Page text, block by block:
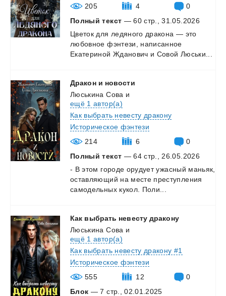
205
4
0
Полный текст — 60 стр., 31.05.2026
Цветок для ледяного дракона — это
любовное фэнтези,
написанное
Екатериной Жданович и Совой Люськи...
Дракон и новости
Люськина Сова и
ещё 1 автор(а)
Как выбрать невесту дракону
Историческое фэнтези
214
6
0
Полный текст — 64 стр., 26.05.2026
- В этом городе орудует ужасный маньяк,
оставляющий на месте преступления
самодельных кукол. Поли...
Как выбрать невесту дракону
Люськина Сова и
ещё 1 автор(а)
Как выбрать невесту дракону #1
Историческое фэнтези
555
12
0
Блок — 7 стр., 02.01.2025